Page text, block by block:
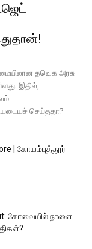
தவெக அரசு
இதில்,
செய்ததா?
| கோயம்புத்தூர்
கோவையில் நாளை